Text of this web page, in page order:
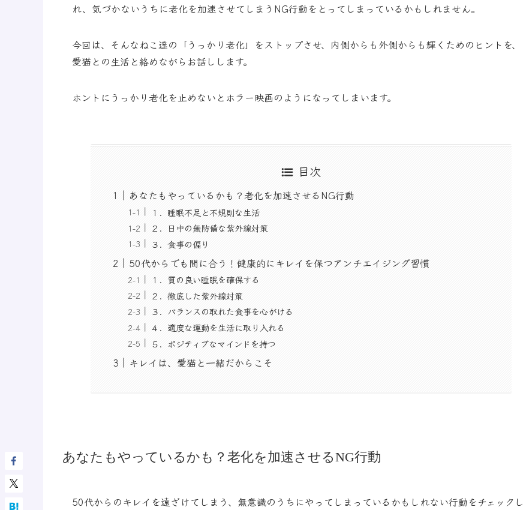
れ、気づかないうちに老化を加速させてしまうNG行動をとってしまっているかもしれません。
今回は、そんなねこ達の「うっかり老化」をストップさせ、内側からも外側からも輝くためのヒントを、
愛猫との生活と絡めながらお話しします。
ホントにうっかり老化を止めないとホラー映画のようになってしまいます。
目次
あなたもやっているかも？老化を加速させるNG行動
１．睡眠不足と不規則な生活
２．日中の無防備な紫外線対策
３．食事の偏り
50代からでも間に合う！健康的にキレイを保つアンチエイジング習慣
１．質の良い睡眠を確保する
２．徹底した紫外線対策
３．バランスの取れた食事を心がける
４．適度な運動を生活に取り入れる
５．ポジティブなマインドを持つ
キレイは、愛猫と一緒だからこそ
あなたもやっているかも？老化を加速させるNG行動
50代からのキレイを遠ざけてしまう、無意識のうちにやってしまっているかもしれない行動をチェックし